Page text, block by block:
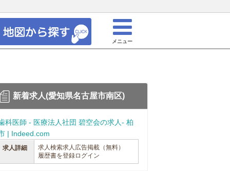
メニュー
新着求人(愛知県名古屋市南区)
科医師 - 医療法人社団 碧空会の求人- 柏
| Indeed.com
求人詳細
求人検索求人広告掲載（無料）
履歴書を登録ログイン